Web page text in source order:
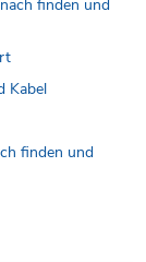
finden und
Kabel
finden und